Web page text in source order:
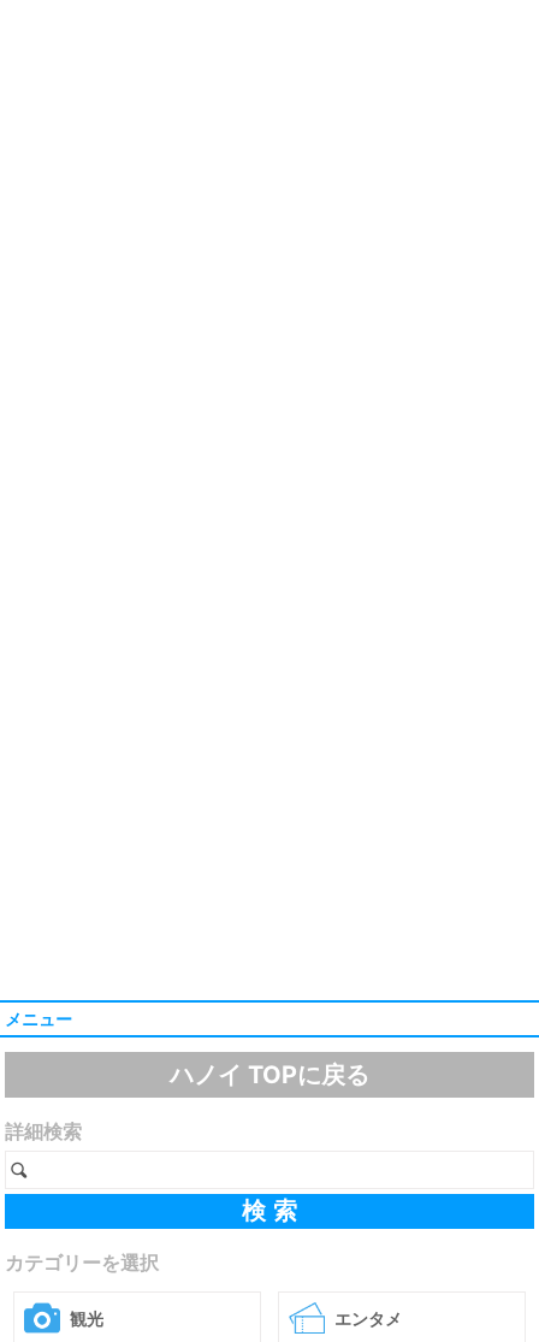
メニュー
ハノイ TOPに戻る
詳細検索
カテゴリーを選択
観光 エンタメ